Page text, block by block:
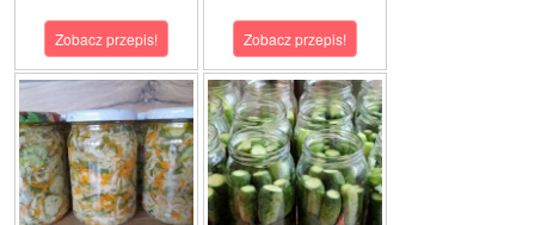
Zobacz przepis! Zobacz przepis!